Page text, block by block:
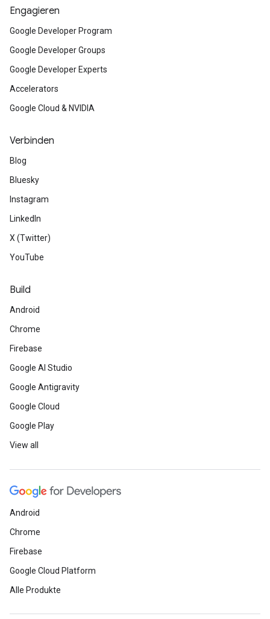
Engagieren
Google Developer Program
Google Developer Groups
Google Developer Experts
Accelerators
Google Cloud & NVIDIA
Verbinden
Blog
Bluesky
Instagram
LinkedIn
X (Twitter)
YouTube
Build
Android
Chrome
Firebase
Google AI Studio
Google Antigravity
Google Cloud
Google Play
View all
Android
Chrome
Firebase
Google Cloud Platform
Alle Produkte